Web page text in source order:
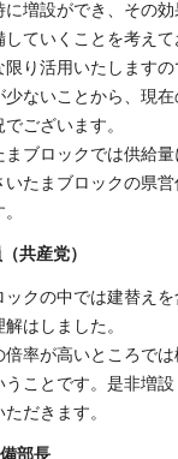
増設ができ、その
ていくことを考えて
限り活用いたします
ないことから、現
ございます。
ブロックでは供給
いたまブロックの県
共産党）
クの中では建替え
はしました。
倍率が高いところで
ことです。是非増
だきます。
部長